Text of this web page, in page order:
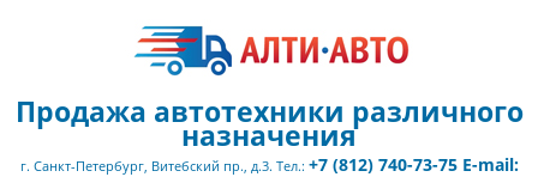
Продажа автотехники различного
назначения
г. Санкт-Петербург, Витебский пр., д.3. Тел.: +7 (812) 740-73-75 E-mail: